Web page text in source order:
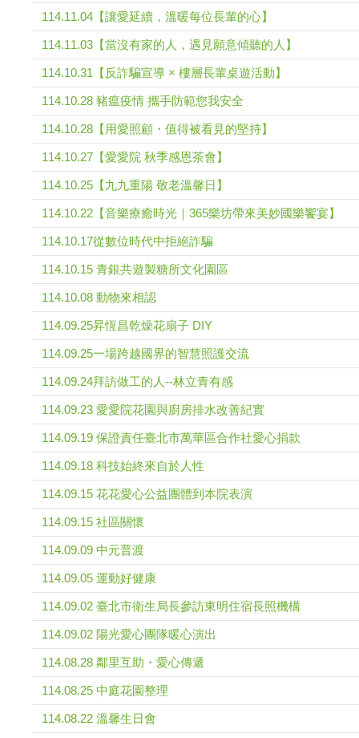
114.11.04【讓愛延續，溫暖每位長輩的心】
114.11.03【當沒有家的人，遇見願意傾聽的人】
114.10.31【反詐騙宣導 × 樓層長輩桌遊活動】
114.10.28 豬瘟疫情 攜手防範您我安全
114.10.28【用愛照顧・值得被看見的堅持】
114.10.27【愛愛院 秋季感恩茶會】
114.10.25【九九重陽 敬老溫馨日】
114.10.22【音樂療癒時光｜365樂坊帶來美妙國樂饗宴】
114.10.17從數位時代中拒絕詐騙
114.10.15 青銀共遊製糖所文化園區
114.10.08 動物來相認
114.09.25昇恆昌乾燥花扇子 DIY
114.09.25一場跨越國界的智慧照護交流
114.09.24拜訪做工的人--林立青有感
114.09.23 愛愛院花園與廚房排水改善紀實
114.09.19 保證責任臺北市萬華區合作社愛心捐款
114.09.18 科技始終來自於人性
114.09.15 花花愛心公益團體到本院表演
114.09.15 社區關懷
114.09.09 中元普渡
114.09.05 運動好健康
114.09.02 臺北市衛生局長參訪東明住宿長照機構
114.09.02 陽光愛心團隊暖心演出
114.08.28 鄰里互助・愛心傳遞
114.08.25 中庭花園整理
114.08.22 溫馨生日會